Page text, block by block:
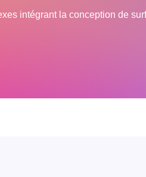
intégrant la conception de